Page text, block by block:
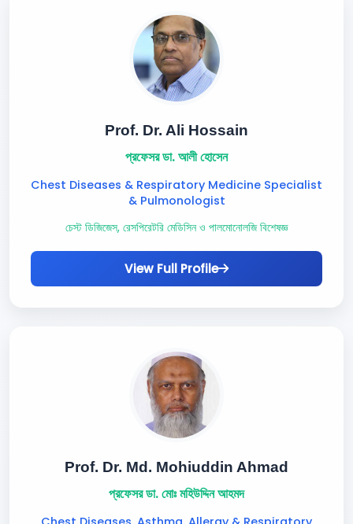
Prof. Dr. Ali Hossain
প্রফেসর ডা. আলী হোসেন
Chest Diseases & Respiratory Medicine Specialist
& Pulmonologist
চেস্ট ডিজিজেস, রেসপিরেটরি মেডিসিন ও পালমোনোলজি বিশেষজ্ঞ
View Full Profile
Prof. Dr. Md. Mohiuddin Ahmad
প্রফেসর ডা. মোঃ মহিউদ্দিন আহমদ